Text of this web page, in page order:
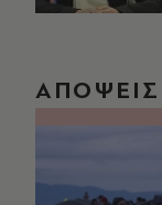
ΑΠΟΨΕΙΣ